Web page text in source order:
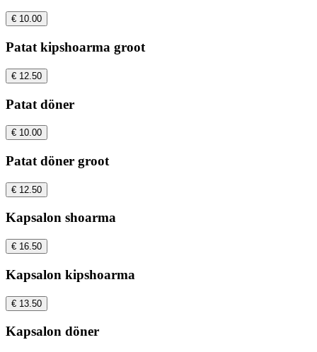
€ 10.00
Patat kipshoarma groot
€ 12.50
Patat döner
€ 10.00
Patat döner groot
€ 12.50
Kapsalon shoarma
€ 16.50
Kapsalon kipshoarma
€ 13.50
Kapsalon döner